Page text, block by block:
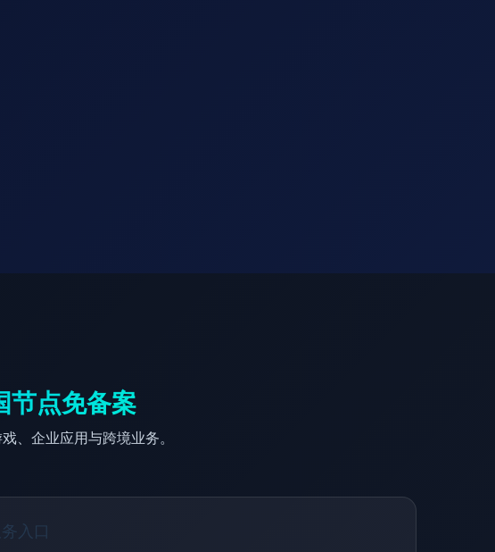
节点免备案
、企业应用与跨境业务。
入口